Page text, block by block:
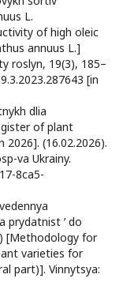
L.
of high oleic
annuus L.]
roslyn, 19(3), 185–
[in
dlia
of plant
(16.02.2026).
va Ukrainy.
8ca5-
prydatnist ʹ do
[Methodology for
varieties for
part)]. Vinnytsya: